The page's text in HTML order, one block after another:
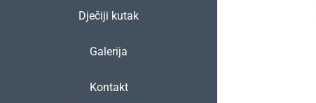
Dječiji kutak
Galerija
Kontakt